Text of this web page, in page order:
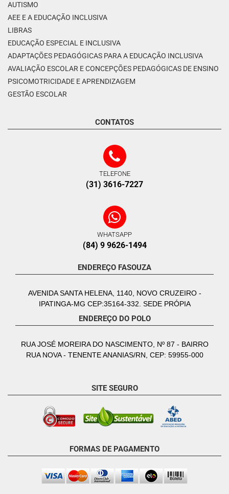
AUTISMO
AEE E A EDUCAÇÃO INCLUSIVA
LIBRAS
EDUCAÇÃO ESPECIAL E INCLUSIVA
ADAPTAÇÕES PEDAGÓGICAS PARA A EDUCAÇÃO INCLUSIVA
AVALIAÇÃO ESCOLAR E CONCEPÇÕES PEDAGÓGICAS DE ENSINO
PSICOMOTRICIDADE E APRENDIZAGEM
GESTÃO ESCOLAR
CONTATOS
TELEFONE
(31) 3616-7227
WHATSAPP
(84) 9 9626-1494
ENDEREÇO FASOUZA
AVENIDA SANTA HELENA, 1140, NOVO CRUZEIRO -
IPATINGA-MG CEP:35164-332. SEDE PRÓPIA
ENDEREÇO DO POLO
RUA JOSÉ MOREIRA DO NASCIMENTO, Nº 87 - BAIRRO
RUA NOVA - TENENTE ANANIAS/RN, CEP: 59955-000
SITE SEGURO
FORMAS DE PAGAMENTO